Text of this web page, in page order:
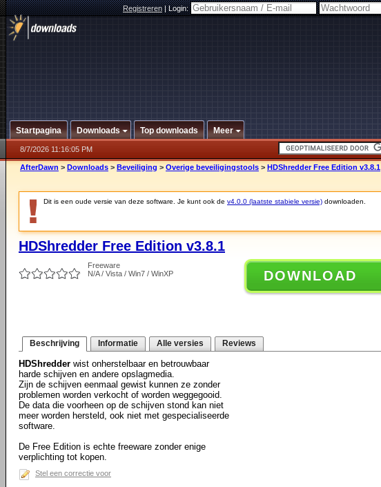
Registreren|Login:
Startpagina Downloads Top downloads Meer
8/7/2026 11:16:05 PM
AfterDawn > Downloads > Beveiliging > Overige beveiligingstools > HDShredder Free Edition v3.8.1
Dit is een oude versie van deze software. Je kunt ook de v4.0.0 (laatste stabiele versie) downloaden.
HDShredder Free Edition v3.8.1
Freeware
N/A / Vista / Win7 / WinXP
DOWNLOAD
Beschrijving Informatie Alle versies Reviews
HDShredder wist onherstelbaar en betrouwbaar
harde schijven en andere opslagmedia.
Zijn de schijven eenmaal gewist kunnen ze zonder
problemen worden verkocht of worden weggegooid.
De data die voorheen op de schijven stond kan niet
meer worden hersteld, ook niet met gespecialiseerde
software.
De Free Edition is echte freeware zonder enige
verplichting tot kopen.
Stel een correctie voor